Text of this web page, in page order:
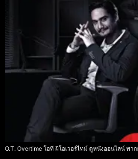
O.T. Overtime โอที ผีโอเวอร์ไทม์ ดูหนังออนไลน์ พา